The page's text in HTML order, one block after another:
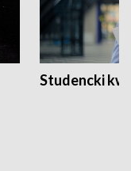
Studencki